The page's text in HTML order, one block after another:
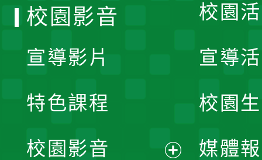
校園
宣導
校園
媒體
校園影音
宣導影片
特色課程
校園影音